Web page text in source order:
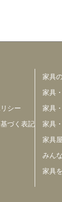
シー
づく表記
家具
家具
家具
家具
家具
みん
家具